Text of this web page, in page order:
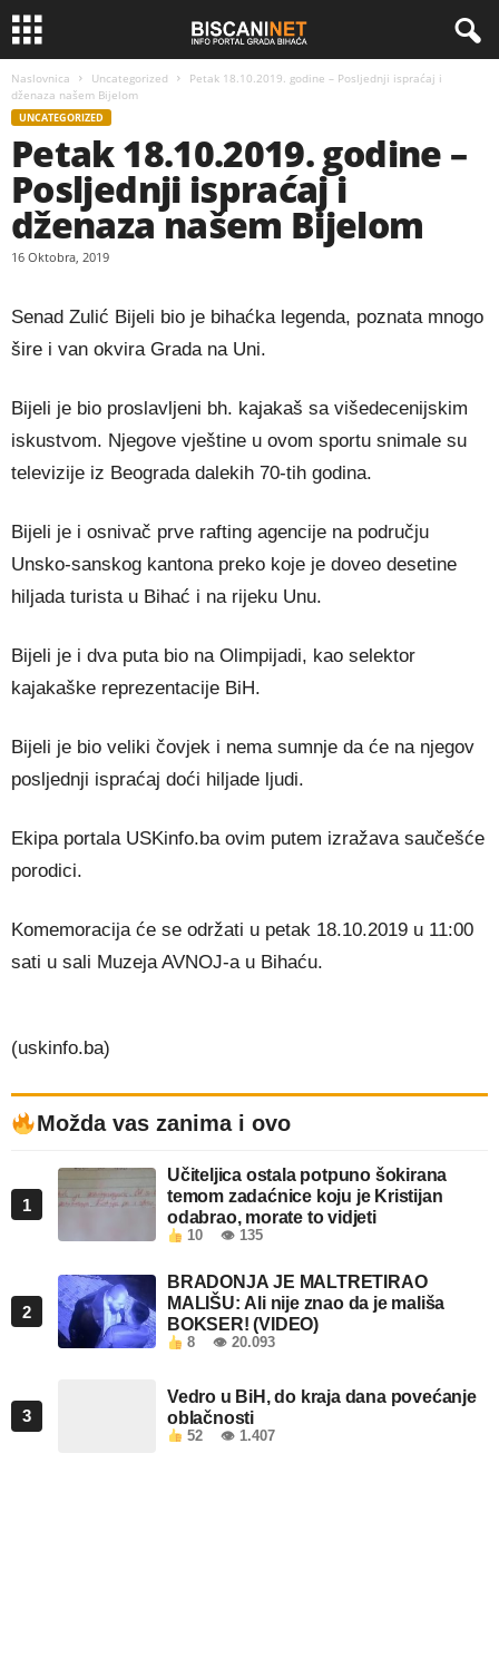
Naslovnica Uncategorized
Petak 18.10.2019. godine – Posljednji ispraćaj i
dženaza našem Bijelom
UNCATEGORIZED
Petak 18.10.2019. godine –
Posljednji ispraćaj i
dženaza našem Bijelom
16 Oktobra, 2019
Senad Zulić Bijeli bio je bihaćka legenda, poznata mnogo
šire i van okvira Grada na Uni.
Bijeli je bio proslavljeni bh. kajakaš sa višedecenijskim
iskustvom. Njegove vještine u ovom sportu snimale su
televizije iz Beograda dalekih 70-tih godina.
Bijeli je i osnivač prve rafting agencije na području
Unsko-sanskog kantona preko koje je doveo desetine
hiljada turista u Bihać i na rijeku Unu.
Bijeli je i dva puta bio na Olimpijadi, kao selektor
kajakaške reprezentacije BiH.
Bijeli je bio veliki čovjek i nema sumnje da će na njegov
posljednji ispraćaj doći hiljade ljudi.
Ekipa portala USKinfo.ba ovim putem izražava saučešće
porodici.
Komemoracija će se održati u petak 18.10.2019 u 11:00
sati u sali Muzeja AVNOJ-a u Bihaću.
(uskinfo.ba)
Možda vas zanima i ovo
1
Učiteljica ostala potpuno šokirana
temom zadaćnice koju je Kristijan
odabrao, morate to vidjeti
10 👁 135
2
BRADONJA JE MALTRETIRAO
MALIŠU: Ali nije znao da je mališa
BOKSER! (VIDEO)
8 👁 20.093
3
Vedro u BiH, do kraja dana povećanje
oblačnosti
52 👁 1.407